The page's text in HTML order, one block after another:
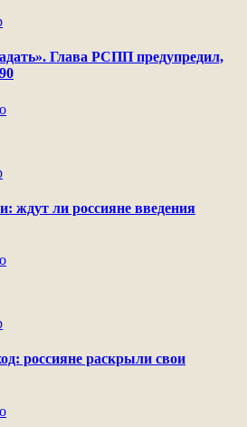
Глава РСПП предупредил,
ждут ли россияне введения
россияне раскрыли свои